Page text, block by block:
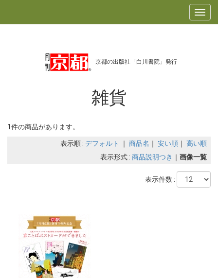
京都の出版社「白川書院」発行
雑貨
1件の商品があります。
表示順 : デフォルト ｜ 商品名 ｜ 安い順 ｜ 高い順
表示形式 : 商品説明つき ｜ 画像一覧
表示件数 :